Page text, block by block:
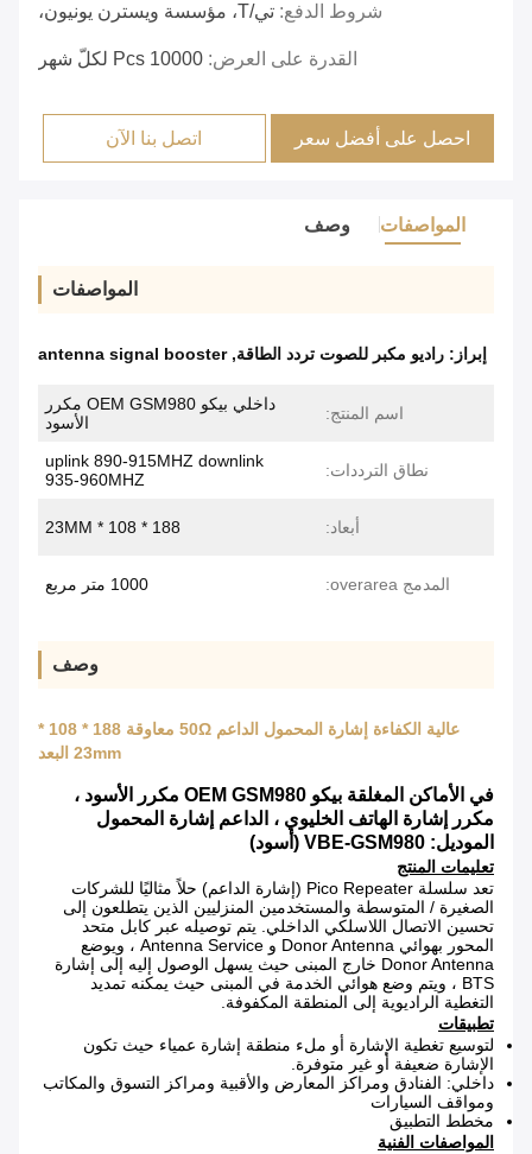
شروط الدفع: تي/T، مؤسسة ويسترن يونيون،
القدرة على العرض: 10000 Pcs لكلّ شهر
احصل على أفضل سعر اتصل بنا الآن
المواصفات وصف
المواصفات
إبراز: راديو مكبر للصوت تردد الطاقة,
antenna signal booster
اسم المنتج:
داخلي بيكو OEM GSM980 مكرر
الأسود
نطاق الترددات:
uplink 890-915MHZ downlink
935-960MHZ
أبعاد: 188 * 108 * 23MM
المدمج overarea: 1000 متر مربع
وصف
عالية الكفاءة إشارة المحمول الداعم 50Ω معاوقة 188 * 108 *
23mm البعد
في الأماكن المغلقة بيكو OEM GSM980 مكرر الأسود ،
مكرر إشارة الهاتف الخليوي ، الداعم إشارة المحمول
الموديل: VBE-GSM980 (أسود)
تعليمات المنتج
تعد سلسلة Pico Repeater (إشارة الداعم) حلاً مثاليًا للشركات
الصغيرة / المتوسطة والمستخدمين المنزليين الذين يتطلعون إلى
تحسين الاتصال اللاسلكي الداخلي. يتم توصيله عبر كابل متحد
المحور بهوائي Donor Antenna و Antenna Service ، ويوضع
Donor Antenna خارج المبنى حيث يسهل الوصول إليه إلى إشارة
BTS ، ويتم وضع هوائي الخدمة في المبنى حيث يمكنه تمديد
التغطية الراديوية إلى المنطقة المكفوفة.
تطبيقات
لتوسيع تغطية الإشارة أو ملء منطقة إشارة عمياء حيث تكون
الإشارة ضعيفة أو غير متوفرة.
داخلي: الفنادق ومراكز المعارض والأقبية ومراكز التسوق والمكاتب
ومواقف السيارات
مخطط التطبيق
المواصفات الفنية